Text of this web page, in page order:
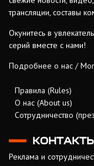
трансляции, составы
Окунитесь в
серий вместе с нами!
Подробнее о нас /
Правила (Rules)
О нас (About us)
Сотрудничество
КОНТАКТЫ
Реклама и